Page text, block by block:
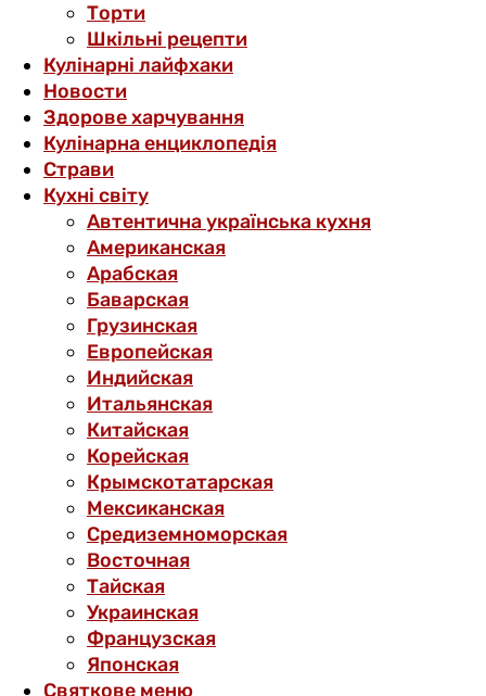
Торти
Шкільні рецепти
Кулінарні лайфхаки
Новости
Здорове харчування
Кулінарна енциклопедія
Страви
Кухні світу
Автентична українська кухня
Американская
Арабская
Баварская
Грузинская
Европейская
Индийская
Итальянская
Китайская
Корейская
Крымскотатарская
Мексиканская
Средиземноморская
Восточная
Тайская
Украинская
Французская
Японская
Святкове меню